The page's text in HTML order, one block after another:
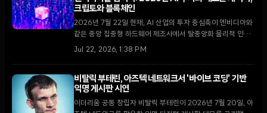
크립토와 블록체인
2026년 7월 22일 현재, AI 산업의 투자 중심축이 엔비디아와
같은 중앙 집중형 하드웨어 제조사에서 탈중앙화 물리적 인프
라(DePIN)와 블록체인 기반 AI 네트워크로 이동하고 있다.
Jul 22, 2026, 1:38 PM
비탈릭 부테린, 아즈텍 네트워크서 '바이브 코딩' 기반
익명 게시판 시연
이더리움 공동 창립자 비탈릭 부테린이 2026년 7월 20일, 아